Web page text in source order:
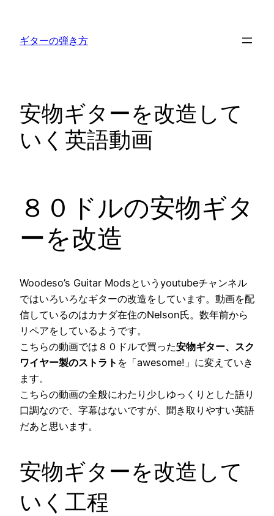
ギターの弾き方
安物ギターを改造して
いく英語動画
８０ドルの安物ギタ
ーを改造
Woodeso’s Guitar Modsというyoutubeチャンネル
ではいろいろなギターの改造をしています。動画を配
信しているのはカナダ在住のNelson氏。数年前から
リペアをしているようです。
こちらの動画では８０ドルで買った安物ギター、スク
ワイヤー製のストラト を「awesome!」に変えていき
ます。
こちらの動画の全般にわたり少しゆっくりとした語り
口調なので、字幕はないですが、聞き取りやすい英語
だあと思います。
安物ギターを改造して
いく工程